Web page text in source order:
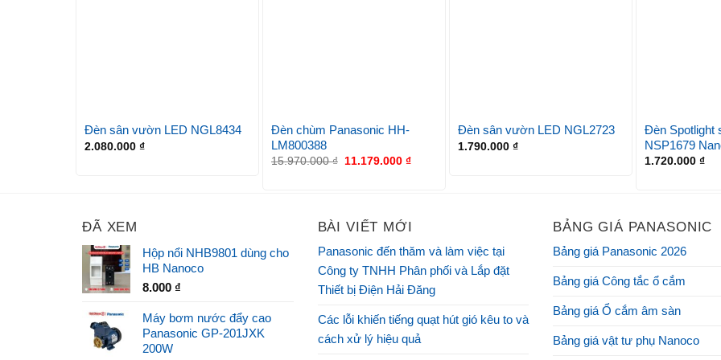
Đèn sân vườn LED NGL8434
2.080.000 ₫
Đèn chùm Panasonic HH-
LM800388
15.970.000₫ 11.179.000₫
Đèn sân vườn LED NGL2723
1.790.000 ₫
Đèn Spotlight
NSP1679
1.720.000 ₫
ĐÃ XEM
Hộp nổi NHB9801 dùng cho
HB Nanoco
8.000 ₫
Máy bơm nước đẩy cao
Panasonic GP-201JXK
200W
BÀI VIẾT MỚI
Panasonic đến thăm và làm việc tại
Công ty TNHH Phân phối và Lắp đặt
Thiết bị Điện Hải Đăng
Các lỗi khiến tiếng quạt hút gió kêu to và
cách xử lý hiệu quả
BẢNG GIÁ PANASONIC
Bảng giá Panasonic 2026
Bảng giá Công tắc ổ cắm
Bảng giá Ổ cắm âm sàn
Bảng giá vật tư phụ Nanoco